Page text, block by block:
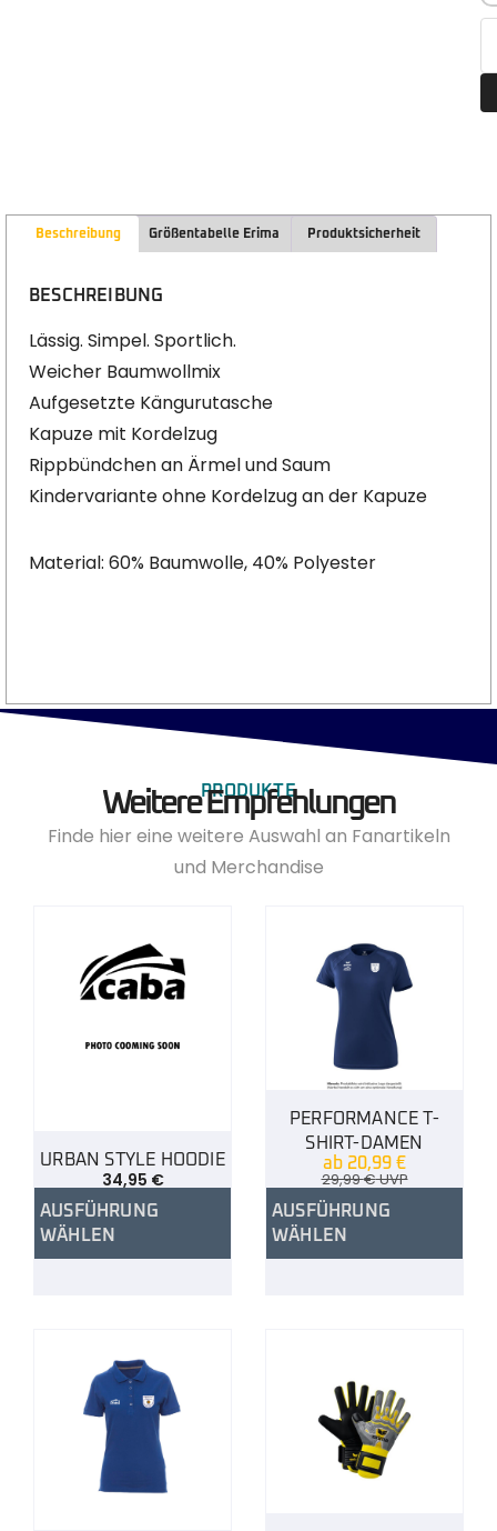
Beschreibung Größentabelle Erima Produktsicherheit
BESCHREIBUNG
Lässig. Simpel. Sportlich.
Weicher Baumwollmix
Aufgesetzte Kängurutasche
Kapuze mit Kordelzug
Rippbündchen an Ärmel und Saum
Kindervariante ohne Kordelzug an der Kapuze
Material: 60% Baumwolle, 40% Polyester
PRODUKTE
Weitere Empfehlungen
Finde hier eine weitere Auswahl an Fanartikeln
und Merchandise
URBAN STYLE HOODIE
34,95 €
AUSFÜHRUNG
WÄHLEN
PERFORMANCE T-
SHIRT-DAMEN
ab 20,99 €
29,99€UVP
AUSFÜHRUNG
WÄHLEN